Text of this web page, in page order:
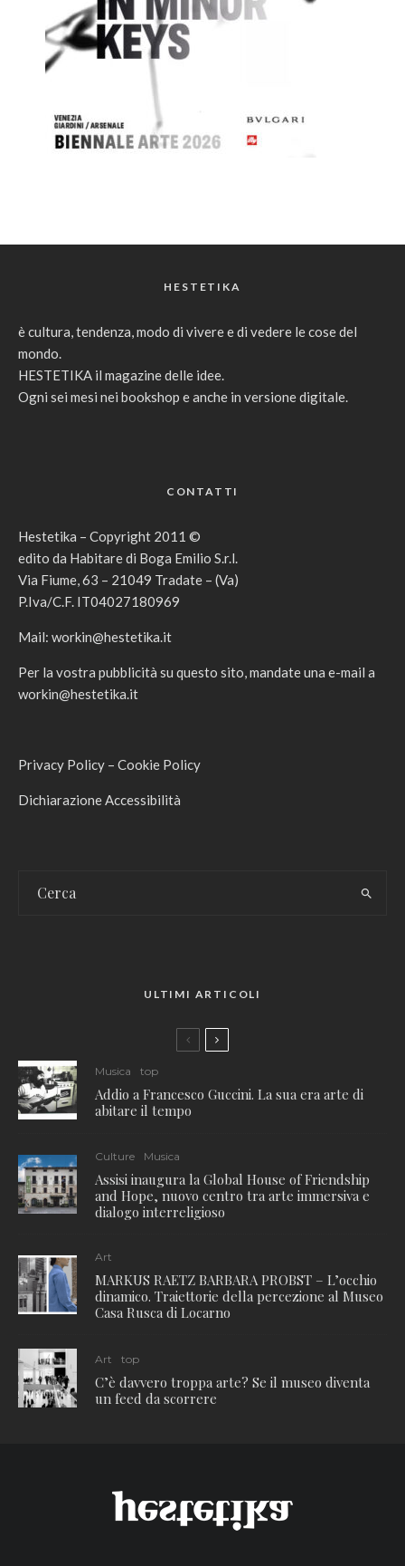
HESTETIKA
è cultura, tendenza, modo di vivere e di vedere le cose del
mondo.
HESTETIKA il magazine delle idee.
Ogni sei mesi nei bookshop e anche in versione digitale.
CONTATTI
Hestetika – Copyright 2011 ©
edito da Habitare di Boga Emilio S.r.l.
Via Fiume, 63 – 21049 Tradate – (Va)
P.Iva/C.F. IT04027180969
Mail: workin@hestetika.it
Per la vostra pubblicità su questo sito, mandate una e-mail a
workin@hestetika.it
Privacy Policy – Cookie Policy
Dichiarazione Accessibilità
ULTIMI ARTICOLI
Musica top
Addio a Francesco Guccini. La sua era arte di
abitare il tempo
Culture Musica
Assisi inaugura la Global House of Friendship
and Hope, nuovo centro tra arte immersiva e
dialogo interreligioso
Art
MARKUS RAETZ BARBARA PROBST – L’occhio
dinamico. Traiettorie della percezione al Museo
Casa Rusca di Locarno
Art top
C’è davvero troppa arte? Se il museo diventa
un feed da scorrere